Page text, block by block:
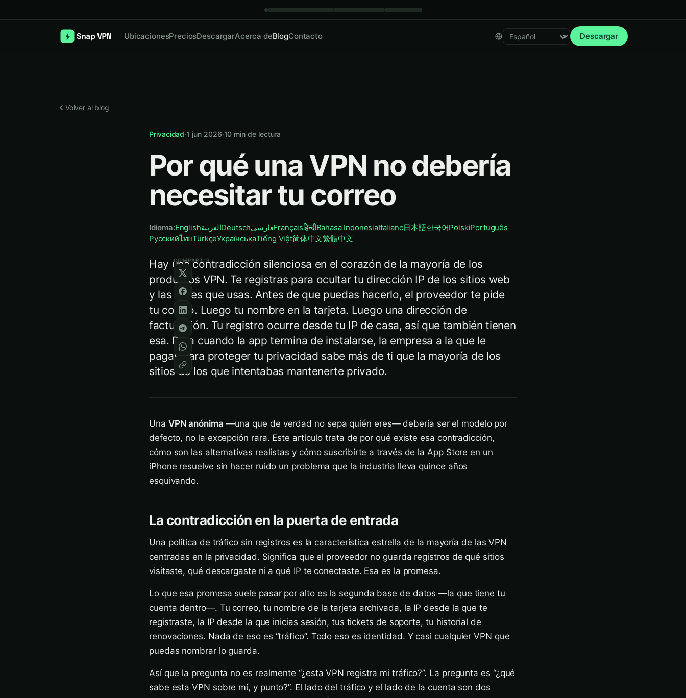
UbicacionesPreciosDescargarAcerca deBlogContacto
Select language
Descargar
Volver al blog
Privacidad·1 jun 2026·10 min de lectura
Por qué una VPN no debería
necesitar tu correo
Idioma:EnglishالعربيةDeutschفارسیFrançaisहिन्दीBahasa IndonesiaItaliano日本語한국어PolskiPortuguês
РусскийไทยTürkçeУкраїнськаTiếng Việt简体中文繁體中文
Hay una contradicción silenciosa en el corazón de la mayoría de los
productos VPN. Te registras para ocultar tu dirección IP de los sitios web
y las redes que usas. Antes de que puedas hacerlo, el proveedor te pide
tu correo. Luego tu nombre en la tarjeta. Luego una dirección de
facturación. Tu registro ocurre desde tu IP de casa, así que también tienen
esa. Para cuando la app termina de instalarse, la empresa a la que le
pagas para proteger tu privacidad sabe más de ti que la mayoría de los
sitios de los que intentabas mantenerte privado.
Una VPN anónima —una que de verdad no sepa quién eres— debería ser el modelo por
defecto, no la excepción rara. Este artículo trata de por qué existe esa contradicción,
cómo son las alternativas realistas y cómo suscribirte a través de la App Store en un
iPhone resuelve sin hacer ruido un problema que la industria lleva quince años
esquivando.
La contradicción en la puerta de entrada
Una política de tráfico sin registros es la característica estrella de la mayoría de las VPN
centradas en la privacidad. Significa que el proveedor no guarda registros de qué sitios
visitaste, qué descargaste ni a qué IP te conectaste. Esa es la promesa.
Lo que esa promesa suele pasar por alto es la segunda base de datos —la que tiene tu
cuenta dentro—. Tu correo, tu nombre de la tarjeta archivada, la IP desde la que te
registraste, la IP desde la que inicias sesión, tus tickets de soporte, tu historial de
renovaciones. Nada de eso es “tráfico”. Todo eso es identidad. Y casi cualquier VPN que
puedas nombrar lo guarda.
Así que la pregunta no es realmente “¿esta VPN registra mi tráfico?”. La pregunta es “¿qué
sabe esta VPN sobre mí, y punto?”. El lado del tráfico y el lado de la cuenta son dos
COMPARTIR